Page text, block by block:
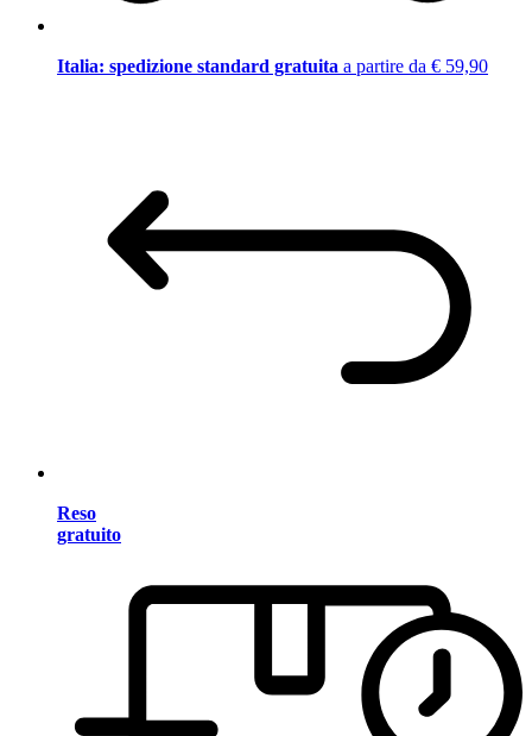
Italia: spedizione standard gratuita a partire da € 59,90
Reso
gratuito